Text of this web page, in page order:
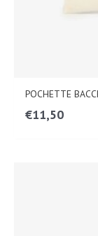
POCHETTE
€11,50